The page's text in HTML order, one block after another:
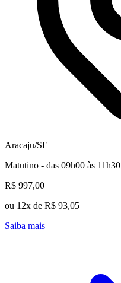
Aracaju/SE
Matutino - das 09h00 às 11h30
R$ 997,00
ou 12x de R$ 93,05
Saiba mais